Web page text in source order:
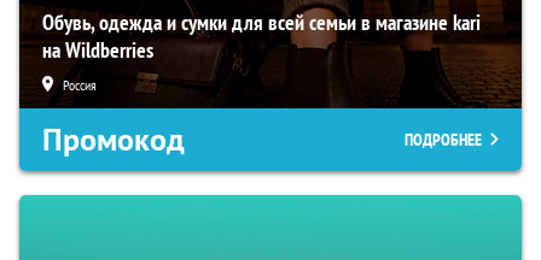
Обувь, одежда и сумки для всей семьи в магазине kari
на Wildberries
Россия
Промокод ПОДРОБНЕЕ